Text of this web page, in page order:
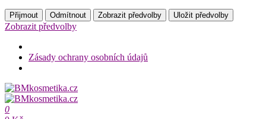
Přijmout Odmítnout Zobrazit předvolby Uložit předvolby
Zobrazit předvolby
Zásady ochrany osobních údajů
Přeskočit
na
obsah
BMkosmetika.cz
0